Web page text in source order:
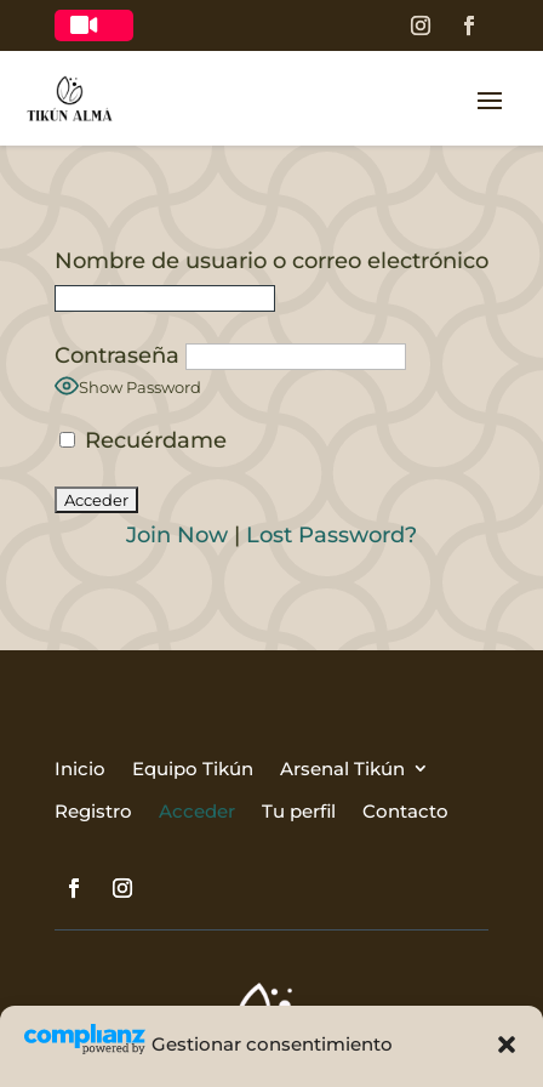
Gestionar consentimiento

Nombre de usuario o correo electrónico
Contraseña
Show Password
Recuérdame
Join Now| Lost Password?
Inicio Equipo Tikún
Arsenal Tikún
Registro
Acceder Tu perfil Contacto